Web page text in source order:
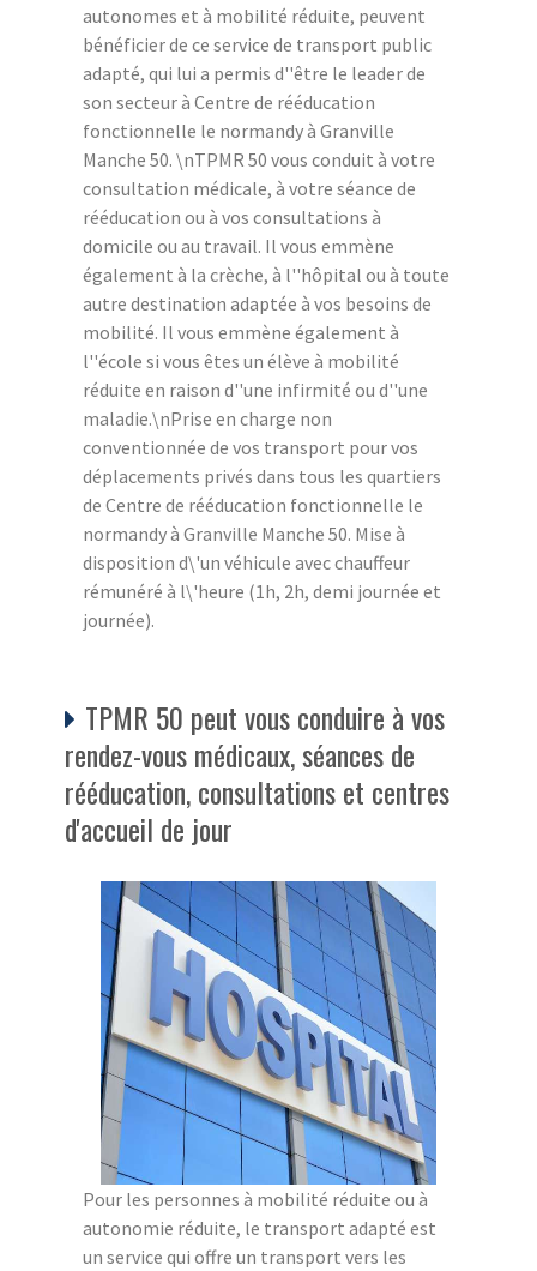
autonomes et à mobilité réduite, peuvent
bénéficier de ce service de transport public
adapté, qui lui a permis d''être le leader de
son secteur à Centre de rééducation
fonctionnelle le normandy à Granville
Manche 50. \nTPMR 50 vous conduit à votre
consultation médicale, à votre séance de
rééducation ou à vos consultations à
domicile ou au travail. Il vous emmène
également à la crèche, à l''hôpital ou à toute
autre destination adaptée à vos besoins de
mobilité. Il vous emmène également à
l''école si vous êtes un élève à mobilité
réduite en raison d''une infirmité ou d''une
maladie.\nPrise en charge non
conventionnée de vos transport pour vos
déplacements privés dans tous les quartiers
de Centre de rééducation fonctionnelle le
normandy à Granville Manche 50. Mise à
disposition d\'un véhicule avec chauffeur
rémunéré à l\'heure (1h, 2h, demi journée et
journée).
TPMR 50 peut vous conduire à vos
rendez-vous médicaux, séances de
rééducation, consultations et centres
d'accueil de jour
Pour les personnes à mobilité réduite ou à
autonomie réduite, le transport adapté est
un service qui offre un transport vers les